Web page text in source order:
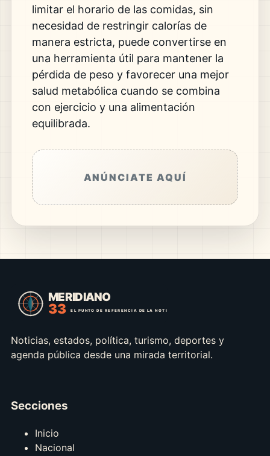
limitar el horario de las comidas, sin
necesidad de restringir calorías de
manera estricta, puede convertirse en
una herramienta útil para mantener la
pérdida de peso y favorecer una mejor
salud metabólica cuando se combina
con ejercicio y una alimentación
equilibrada.
ANÚNCIATE AQUÍ
Noticias, estados, política, turismo, deportes y
agenda pública desde una mirada territorial.
Secciones
Inicio
Nacional